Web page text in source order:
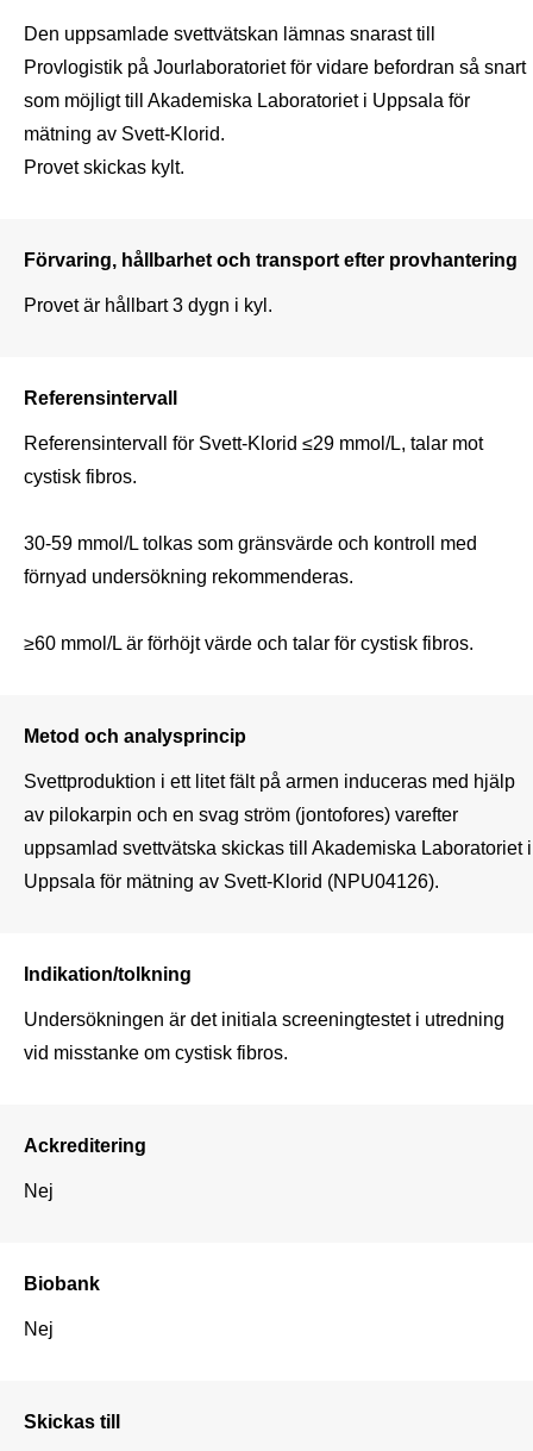
Den uppsamlade svettvätskan lämnas snarast till
Provlogistik på Jourlaboratoriet för vidare befordran så snart
som möjligt till Akademiska Laboratoriet i Uppsala för
mätning av Svett-Klorid.
Provet skickas kylt.
Förvaring, hållbarhet och transport efter provhantering
Provet är hållbart 3 dygn i kyl.
Referensintervall
Referensintervall för Svett-Klorid ≤29 mmol/L, talar mot
cystisk fibros.
30-59 mmol/L tolkas som gränsvärde och kontroll med
förnyad undersökning rekommenderas.
≥60 mmol/L är förhöjt värde och talar för cystisk fibros.
Metod och analysprincip
Svettproduktion i ett litet fält på armen induceras med hjälp
av pilokarpin och en svag ström (jontofores) varefter
uppsamlad svettvätska skickas till Akademiska Laboratoriet i
Uppsala för mätning av Svett-Klorid (NPU04126).
Indikation/tolkning
Undersökningen är det initiala screeningtestet i utredning
vid misstanke om cystisk fibros.
Ackreditering
Nej
Biobank
Nej
Skickas till